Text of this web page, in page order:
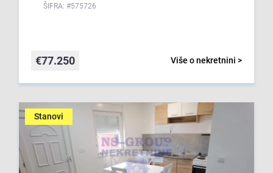
ŠIFRA: #575726
Više o nekretnini >
€77.250
Stanovi